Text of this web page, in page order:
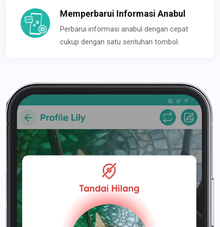
Memperbarui Informasi Anabul
Perbarui informasi anabul dengan cepat
cukup dengan satu sentuhan tombol.